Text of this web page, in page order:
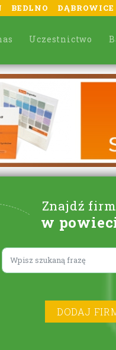
BEDLNO DĄBROWICE
Uczestnictwo
Znajdź
w
Lorem ipsum
DODAJ